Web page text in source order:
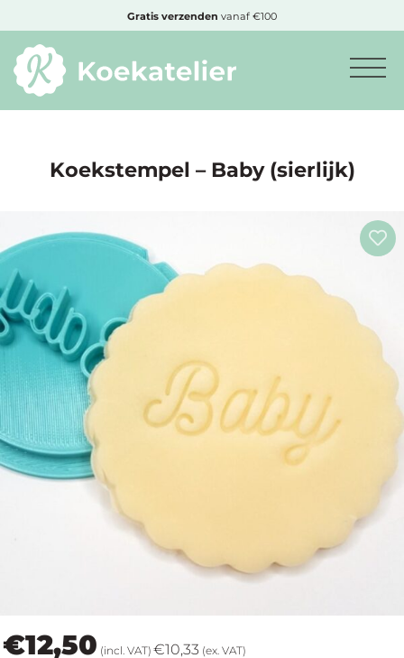
Minimum
Nieuwe
producten
Producten
op
soort
Producten
op
thema
Outlet
Gratis verzenden vanaf €100
Koekstempel – Baby (sierlijk)
€12,50 (incl. VAT) €10,33 (ex. VAT)